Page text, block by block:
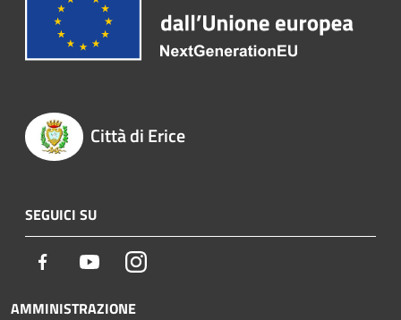
Città di Erice
SEGUICI SU
Facebook YoutubeInstagram
AMMINISTRAZIONE